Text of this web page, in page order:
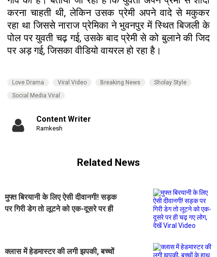
करना चाहती थी, लेकिन उसक प्रेमी अपने वादे से मकुकर
रहा था जिससे नाराज प्रेमिका ने भुवनपुर में स्थित बिजली के
पोल पर युवती चढ़ गई, उसके बाद प्रेमी से को बुलाने की जिद
पर अड़ गई, जिसका वीडियो वायरल हो रहा है।
Love Drama Viral Video Breaking News
Sholay Style
Social Media Viral
Content Writer
Ramkesh
Related News
मुफ्त बिरयानी के लिए ऐसी दीवानगी! सड़क
पर गिरी डेग तो लूटने को एक-दूसरे पर ही
क्लास में हेडमास्टर की लगी झपकी, बच्चों